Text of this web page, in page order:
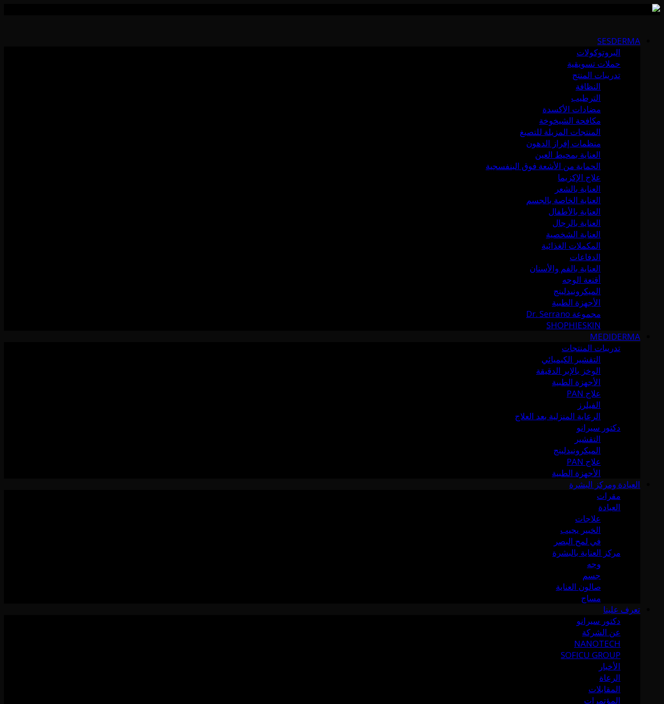
content
SESDERMA
البروتوكولات
حملات تسويقية
تدريبات المنتج
النظافة
الترطيب
مضادات الأكسدة
مكافحة الشيخوخة
المنتجات المزيلة للتصبغ
منظمات إفراز الدهون
العناية بمحيط العين
الحماية من الأشعة فوق البنفسجية
علاج الإكزيما
العناية بالشعر
العناية الخاصة بالجسم
العناية بالأطفال
العناية بالرجال
العناية الشخصية
المكملات الغذائية
الدفاعات
العناية بالفم والأسنان
أقنعة الوجه
الميكرونيدلينج
الأجهزة الطبية
مجموعة Dr. Serrano
SHOPHIESKIN
MEDIDERMA
تدريبات المنتجات
التقشير الكيميائي
الوخز بالإبر الدقيقة
الأجهزة الطبية
علاج PAN
الفيلرز
الرعاية المنزلية بعد العلاج
دكتور سيرانو
التقشير
الميكرونيدلينج
علاج PAN
الأجهزة الطبية
العيادة ومركز البشرة
مقرات
العيادة
علاجات
الخبير يجيب
في لمح البصر
مركز العناية بالبشرة
وجه
جسم
صالون العناية
مساج
تعرف علينا
دكتور سيرانو
عن الشركة
NANOTECH
SOFICU GROUP
الأخبار
الرعاة
المقابلات
المؤتمرات